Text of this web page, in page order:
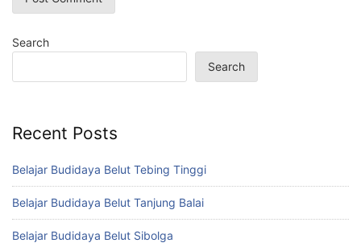
Search
Search
Recent Posts
Belajar Budidaya Belut Tebing Tinggi
Belajar Budidaya Belut Tanjung Balai
Belajar Budidaya Belut Sibolga